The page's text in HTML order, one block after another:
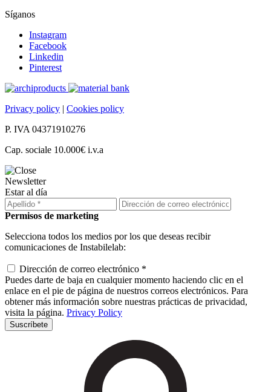
Síganos
Instagram
Facebook
Linkedin
Pinterest
Privacy policy | Cookies policy
P. IVA 04371910276
Cap. sociale 10.000€ i.v.a
Newsletter
Estar al día
Permisos de marketing
Selecciona todos los medios por los que deseas recibir
comunicaciones de Instabilelab:
Dirección de correo electrónico *
Puedes darte de baja en cualquier momento haciendo clic en el
enlace en el pie de página de nuestros correos electrónicos. Para
obtener más información sobre nuestras prácticas de privacidad,
visita la página. Privacy Policy